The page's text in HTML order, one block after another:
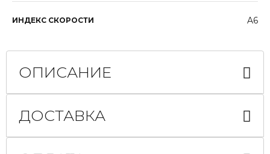
ИНДЕКС СКОРОСТИ A6
ОПИСАНИЕ
ДОСТАВКА